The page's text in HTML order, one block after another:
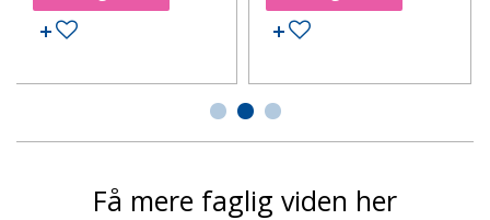
Tilføj til ønskeseddel
Tilføj til ønskeseddel
Få mere faglig viden her